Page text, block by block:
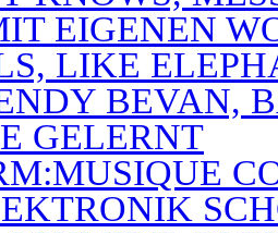
EIGENEN
LIKE
BEVAN,
GELERNT